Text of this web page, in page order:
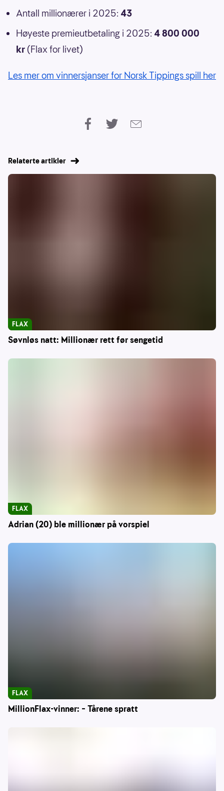
Antall millionærer i 2025: 43
Høyeste premieutbetaling i 2025: 4 800 000
kr (Flax for livet)
Les mer om vinnersjanser for Norsk Tippings spill her
Relaterte artikler
Søvnløs natt: Millionær rett før sengetid
FLAX
Adrian (20) ble millionær på vorspiel
FLAX
MillionFlax-vinner: – Tårene spratt
FLAX